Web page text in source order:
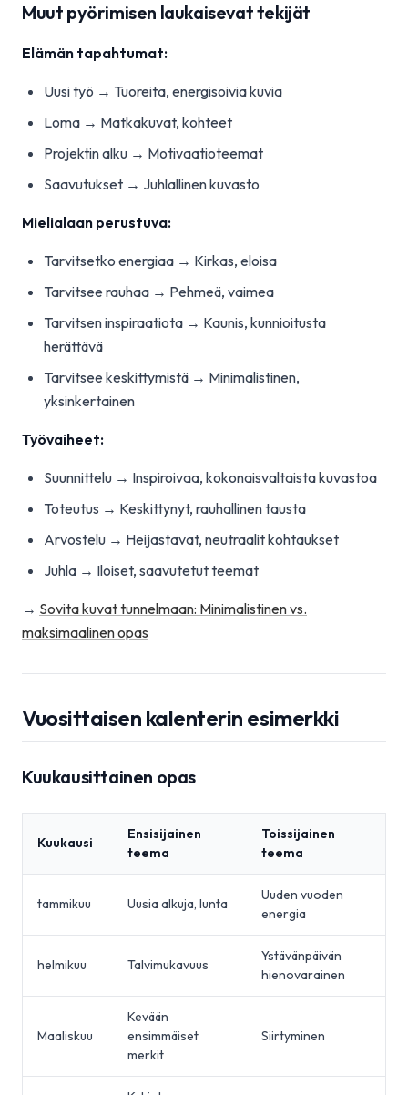
Muut pyörimisen laukaisevat tekijät
Elämän tapahtumat:
Uusi työ → Tuoreita, energisoivia kuvia
Loma → Matkakuvat, kohteet
Projektin alku → Motivaatioteemat
Saavutukset → Juhlallinen kuvasto
Mielialaan perustuva:
Tarvitsetko energiaa → Kirkas, eloisa
Tarvitsee rauhaa → Pehmeä, vaimea
Tarvitsen inspiraatiota → Kaunis, kunnioitusta
herättävä
Tarvitsee keskittymistä → Minimalistinen,
yksinkertainen
Työvaiheet:
Suunnittelu → Inspiroivaa, kokonaisvaltaista kuvastoa
Toteutus → Keskittynyt, rauhallinen tausta
Arvostelu → Heijastavat, neutraalit kohtaukset
Juhla → Iloiset, saavutetut teemat
→ Sovita kuvat tunnelmaan: Minimalistinen vs.
maksimaalinen opas
Vuosittaisen kalenterin esimerkki
Kuukausittainen opas
Kuukausi
Ensisijainen
teema
Toissijainen
teema
tammikuu Uusia alkuja, lunta
Uuden vuoden
energia
helmikuu Talvimukavuus
Ystävänpäivän
hienovarainen
Maaliskuu
Kevään
ensimmäiset
merkit
Siirtyminen